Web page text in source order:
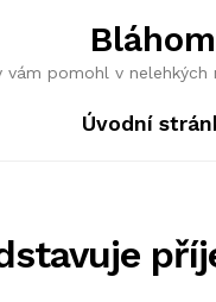
pomohl v
Úvodní